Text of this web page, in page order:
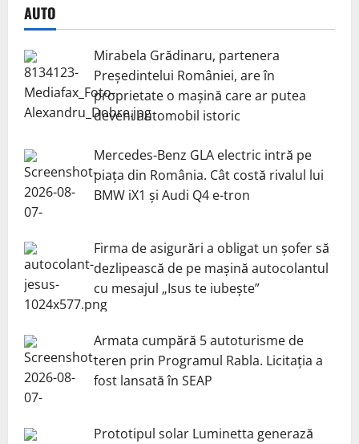
AUTO
Mirabela Grădinaru, partenera
Președintelui României, are în
proprietate o mașină care ar putea
deveni automobil istoric
Mercedes-Benz GLA electric intră pe
piața din România. Cât costă rivalul lui
BMW iX1 și Audi Q4 e-tron
Firma de asigurări a obligat un șofer să
dezlipească de pe mașină autocolantul
cu mesajul „Isus te iubește”
Armata cumpără 5 autoturisme de
teren prin Programul Rabla. Licitația a
fost lansată în SEAP
Prototipul solar Luminetta generază